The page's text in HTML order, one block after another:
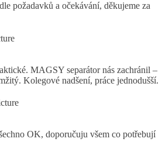
požadavků a očekávání, děkujeme za
MAGSY separátor nás zachránil –
Kolegové nadšení, práce jednodušší.
OK, doporučuju všem co potřebují